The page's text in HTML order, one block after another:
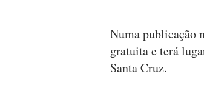
Numa publicação
gratuita e terá
Santa Cruz.